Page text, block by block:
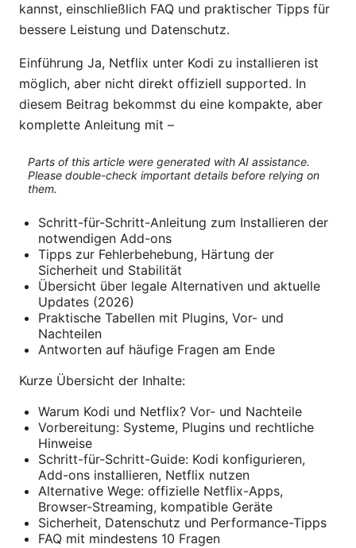
kannst, einschließlich FAQ und praktischer Tipps für
bessere Leistung und Datenschutz.
Einführung Ja, Netflix unter Kodi zu installieren ist
möglich, aber nicht direkt offiziell supported. In
diesem Beitrag bekommst du eine kompakte, aber
komplette Anleitung mit –
Parts of this article were generated with AI assistance.
Please double-check important details before relying on
them.
Schritt-für-Schritt-Anleitung zum Installieren der
notwendigen Add-ons
Tipps zur Fehlerbehebung, Härtung der
Sicherheit und Stabilität
Übersicht über legale Alternativen und aktuelle
Updates (2026)
Praktische Tabellen mit Plugins, Vor- und
Nachteilen
Antworten auf häufige Fragen am Ende
Kurze Übersicht der Inhalte:
Warum Kodi und Netflix? Vor- und Nachteile
Vorbereitung: Systeme, Plugins und rechtliche
Hinweise
Schritt-für-Schritt-Guide: Kodi konfigurieren,
Add-ons installieren, Netflix nutzen
Alternative Wege: offizielle Netflix-Apps,
Browser-Streaming, kompatible Geräte
Sicherheit, Datenschutz und Performance-Tipps
FAQ mit mindestens 10 Fragen